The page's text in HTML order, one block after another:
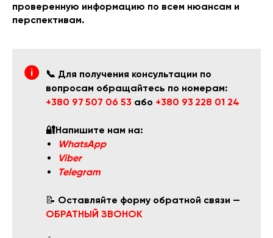
проверенную информацию по всем нюансам и
перспективам.
📞 Для получения консультации по
вопросам обращайтесь по номерам:
+380 97 507 06 53 або +380 93 228 01 24
🔐Напишите нам на:
WhatsApp
Viber
Telegram
📝 Оставляйте форму обратной связи —
ОБРАТНЫЙ ЗВОНОК